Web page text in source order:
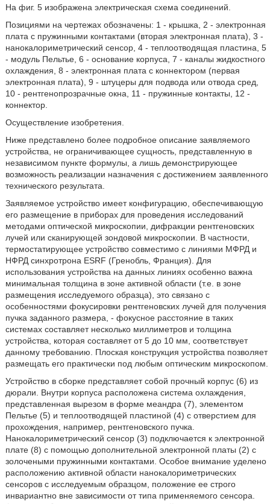
На фиг. 5 изображена электрическая схема соединений.
Позициями на чертежах обозначены: 1 - крышка, 2 - электронная
плата с пружинными контактами (вторая электронная плата), 3 -
нанокалориметрический сенсор, 4 - теплоотводящая пластина, 5
- модуль Пельтье, 6 - основание корпуса, 7 - каналы жидкостного
охлаждения, 8 - электронная плата с коннектором (первая
электронная плата), 9 - штуцеры для подвода или отвода сред,
10 - рентгенопрозрачные окна, 11 - пружинные контакты, 12 -
коннектор.
Осуществление изобретения.
Ниже представлено более подробное описание заявляемого
устройства, не ограничивающее сущность, представленную в
независимом пункте формулы, а лишь демонстрирующее
возможность реализации назначения с достижением заявленного
технического результата.
Заявляемое устройство имеет конфигурацию, обеспечивающую
его размещение в приборах для проведения исследований
методами оптической микроскопии, дифракции рентгеновских
лучей или сканирующей зондовой микроскопии. В частности,
термостатирующее устройство совместимо с линиями МФРД и
НФРД синхротрона ESRF (Гренобль, Франция). Для
использования устройства на данных линиях особенно важна
минимальная толщина в зоне активной области (т.е. в зоне
размещения исследуемого образца), это связано с
особенностями фокусировки рентгеновских лучей для получения
пучка заданного размера, - фокусное расстояние в таких
системах составляет несколько миллиметров и толщина
устройства, которая составляет от 5 до 10 мм, соответствует
данному требованию. Плоская конструкция устройства позволяет
размещать его практически под любым оптическим микроскопом.
Устройство в сборке представляет собой прочный корпус (6) из
дюрали. Внутри корпуса расположена система охлаждения,
представленная вырезом в форме меандра (7), элементом
Пельтье (5) и теплоотводящей пластиной (4) с отверстием для
прохождения, например, рентгеновского пучка.
Нанокалориметрический сенсор (3) подключается к электронной
плате (8) с помощью дополнительной электронной платы (2) с
золочеными пружинными контактами. Особое внимание уделено
расположению активной области нанокалориметрических
сенсоров с исследуемым образцом, положение ее строго
инвариантно вне зависимости от типа применяемого сенсора.